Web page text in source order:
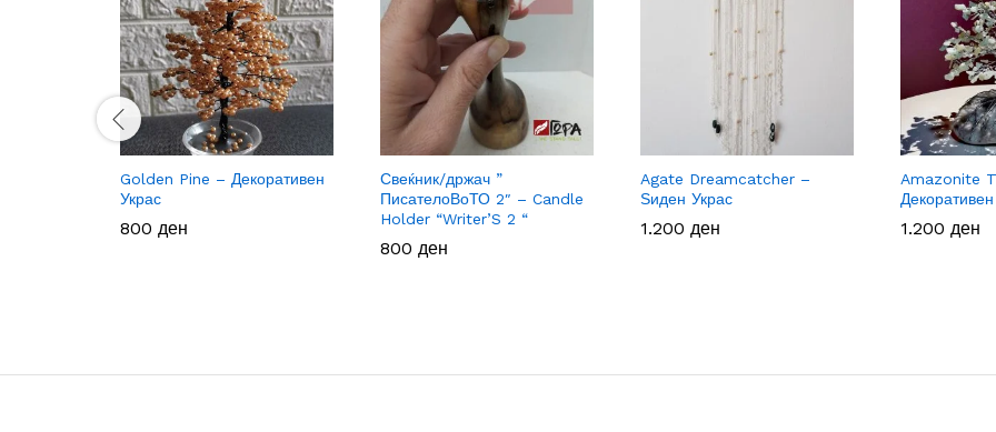
Golden Pine – Декоративен
Украс
800 ден
800 ден
Свеќник/држач ”
ПисателоВоТО 2″ – Candle
Holder “Writer’S 2 “
800 ден
800 ден
Agate Dreamcatcher –
Ѕиден Украс
1.200 ден
1.200 ден
Amazonite
1.200 ден
1.200 ден